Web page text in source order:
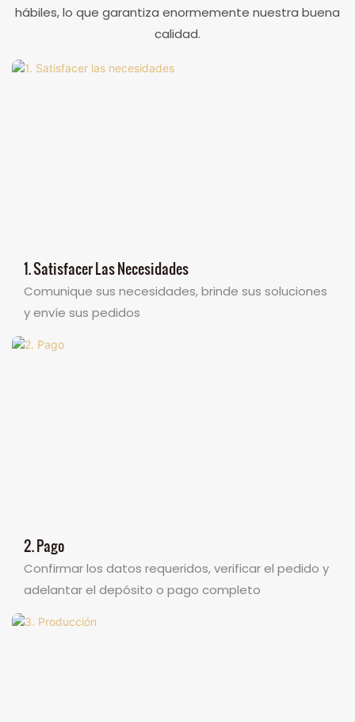
hábiles, lo que garantiza enormemente nuestra buena
calidad.
1. Satisfacer Las Necesidades
Comunique sus necesidades, brinde sus soluciones
y envíe sus pedidos
2. Pago
Confirmar los datos requeridos, verificar el pedido y
adelantar el depósito o pago completo